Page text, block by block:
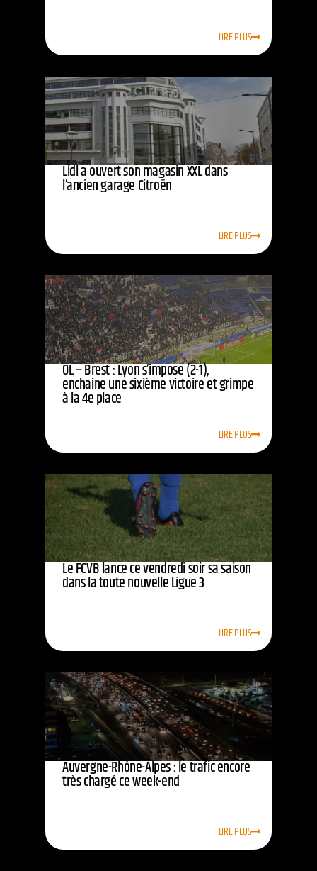
LIRE PLUS
Lidl a ouvert son magasin XXL dans
l’ancien garage Citroën
LIRE PLUS
OL – Brest : Lyon s’impose (2-1),
enchaîne une sixième victoire et grimpe
à la 4e place
LIRE PLUS
Le FCVB lance ce vendredi soir sa saison
dans la toute nouvelle Ligue 3
LIRE PLUS
Auvergne-Rhône-Alpes : le trafic encore
très chargé ce week-end
LIRE PLUS